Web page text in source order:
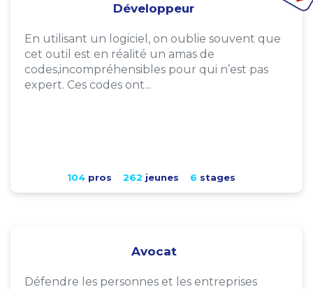
Développeur
En utilisant un logiciel, on oublie souvent que
cet outil est en réalité un amas de
codes,incompréhensibles pour qui n’est pas
expert. Ces codes ont...
104pros 262 jeunes 6 stages
Avocat
Défendre les personnes et les entreprises